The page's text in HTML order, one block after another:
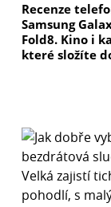
Recenze
Samsung
Fold8. Kino i
které složíte